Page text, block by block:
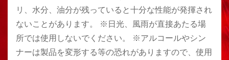
リ、水分、油分が残っていると十分な性能が発揮され
ないことがあります。 ※日光、風雨が直接あたる場
所では使用しないでください。 ※アルコールやシン
ナーは製品を変形する等の恐れがありますので、使用